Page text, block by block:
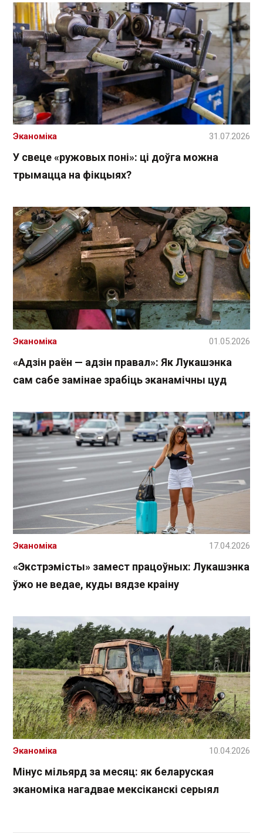
У свеце «ружовых поні»: ці доўга можна
трымацца на фікцыях?
Эканоміка 31.07.2026
«Адзін раён — адзін правал»: Як Лукашэнка
сам сабе замінае зрабіць эканамічны цуд
Эканоміка 01.05.2026
«Экстрэмісты» замест працоўных: Лукашэнка
ўжо не ведае, куды вядзе краіну
Эканоміка 17.04.2026
Мінус мільярд за месяц: як беларуская
эканоміка нагадвае мексіканскі серыял
Эканоміка 10.04.2026